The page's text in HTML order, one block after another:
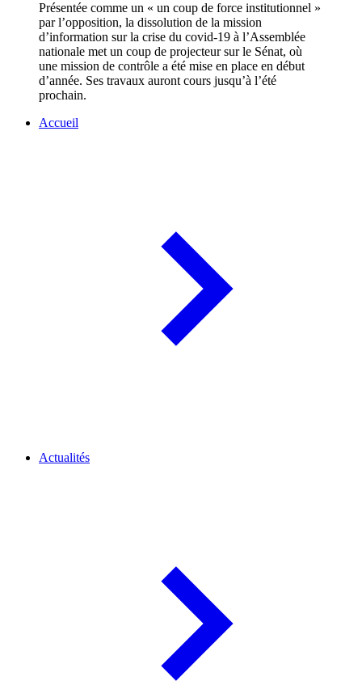
Présentée comme un « un coup de force institutionnel »
par l’opposition, la dissolution de la mission
d’information sur la crise du covid-19 à l’Assemblée
nationale met un coup de projecteur sur le Sénat, où
une mission de contrôle a été mise en place en début
d’année. Ses travaux auront cours jusqu’à l’été
prochain.
Accueil
Actualités